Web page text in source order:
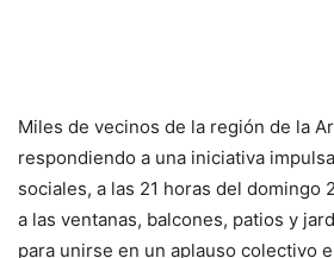
Miles de vecinos de la región de la
respondiendo a una iniciativa
sociales, a las 21 horas del domingo
a las ventanas, balcones, patios y
para unirse en un aplauso colectivo